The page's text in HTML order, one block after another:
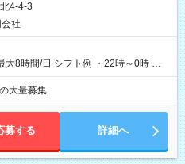
4-4-3
社
8時間/日 シフト例 ・22時～0時 入
確認の上、申請してください。
大量募集
募する 詳細へ